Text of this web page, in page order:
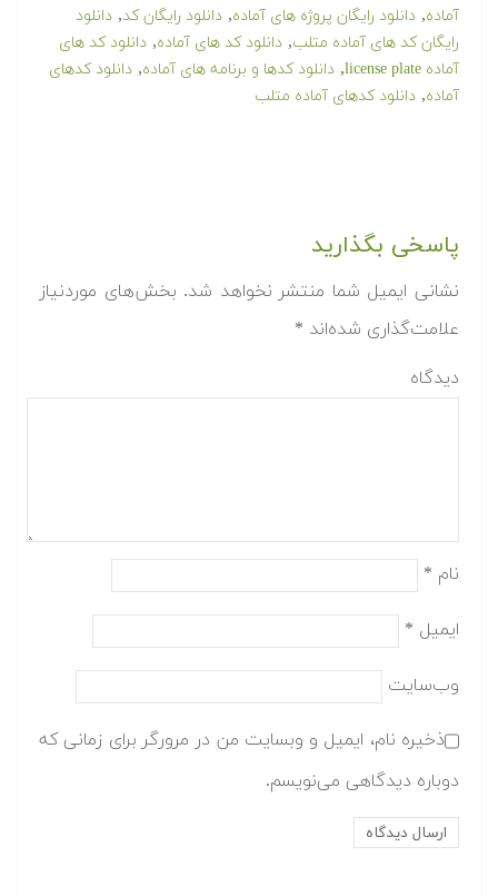
آماده, دانلود رایگان پروژه های آماده, دانلود رایگان کد, دانلود
رایگان کد های آماده متلب, دانلود کد های آماده, دانلود کد های
آماده license plate
, دانلود کدها و برنامه های آماده, دانلود کدهای
آماده, دانلود کدهای آماده متلب
پاسخی بگذارید
نشانی ایمیل شما منتشر نخواهد شد. بخش‌های موردنیاز
علامت‌گذاری شده‌اند *
دیدگاه
نام *
ایمیل *
وب‌سایت
ذخیره نام، ایمیل و وبسایت من در مرورگر برای زمانی که
دوباره دیدگاهی می‌نویسم.